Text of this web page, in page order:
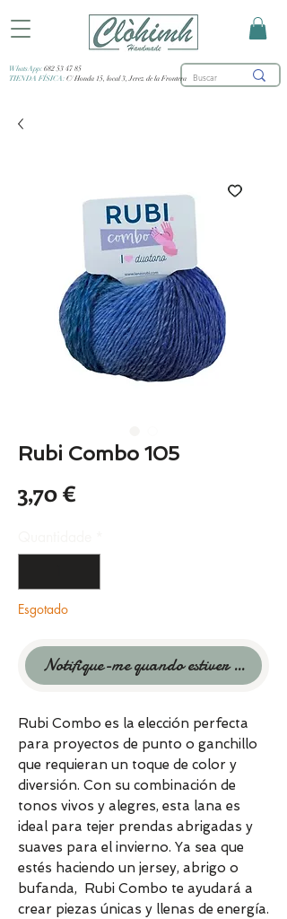
WhatsApp: 682 53 47 85
TIENDA FÍSICA: C/ Honda 15, local 3, Jerez de la Frontera
Rubi Combo 105
3,70 €
Esgotado
Notifique-me quando estiver disponível
Rubi Combo es la elección perfecta
para proyectos de punto o ganchillo
que requieran un toque de color y
diversión. Con su combinación de
tonos vivos y alegres, esta lana es
ideal para tejer prendas abrigadas y
suaves para el invierno. Ya sea que
estés haciendo un jersey, abrigo o
bufanda, Rubi Combo te ayudará a
crear piezas únicas y llenas de energía.